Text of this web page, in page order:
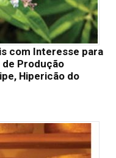
com Interesse para
de Produção
Hipericão do